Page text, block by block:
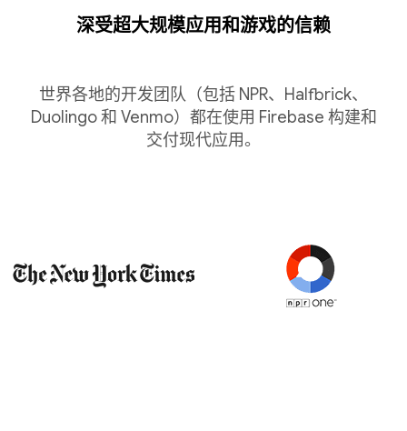
深受超大规模应用和游戏的信赖
世界各地的开发团队（包括 NPR、Halfbrick、
Duolingo 和 Venmo）都在使用 Firebase 构建和
交付现代应用。